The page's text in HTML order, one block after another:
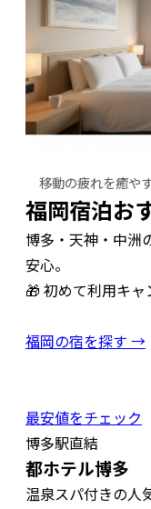
移動の疲れを癒や
福岡宿泊お
博多・天神・中洲
安心。
🎁 初めて利用キャ
福岡の宿を探す →
最安値をチェック
博多駅直結
都ホテル博多
温泉スパ付きの人